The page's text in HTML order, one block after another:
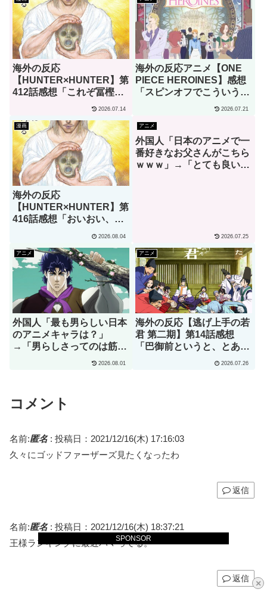
×
SPONSOR
海外の反応
【HUNTER×HUNTER】第
412話感想「これぞ冨樫先
生らしいチャプターだ」2026.07.14
海外の反応アニメ【ONE
PIECE HEROINES】感想
「スピンオフでこういう実
験的な試みは大歓迎だ！」
2026.07.21
漫画
海外の反応
【HUNTER×HUNTER】第
416話感想「おいおい、文
2026.08.04
アニメ
外国人「日本のアニメで一
番好きなお父さんがこちら
ｗｗｗ」→「とても良い人
2026.07.25
アニメ
外国人「最も男らしい日本
のアニメキャラは？」
→「男らしさってのは筋肉
じゃない」（海外の反応）
2026.08.01
アニメ
海外の反応【逃げ上手の若
君 第二期】第14話感想
「巴御前というと、とある
2026.07.26
コメント
名前:匿名: 投稿日：2021/12/16(木) 17:16:03
久々にゴッドファーザーズ見たくなったわ
返信
名前:匿名: 投稿日：2021/12/16(木) 18:37:21
王様ランキングに最近ハマってる。
返信